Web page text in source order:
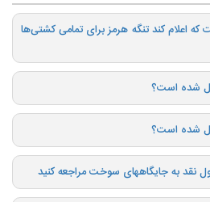
که اعلام کند تنگه هرمز برای تمامی کشتی‌ها
شده است؟
شده است؟
نقد به جایگاههای سوخت مراجعه کنید